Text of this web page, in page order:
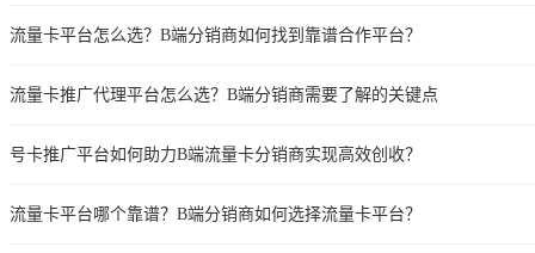
流量卡平台怎么选？B端分销商如何找到靠谱合作平台？
流量卡推广代理平台怎么选？B端分销商需要了解的关键点
号卡推广平台如何助力B端流量卡分销商实现高效创收？
流量卡平台哪个靠谱？B端分销商如何选择流量卡平台？